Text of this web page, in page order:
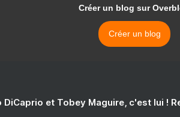
Créer un blog sur
Créer un blog
DiCaprio et Tobey Maguire, c'est lui !